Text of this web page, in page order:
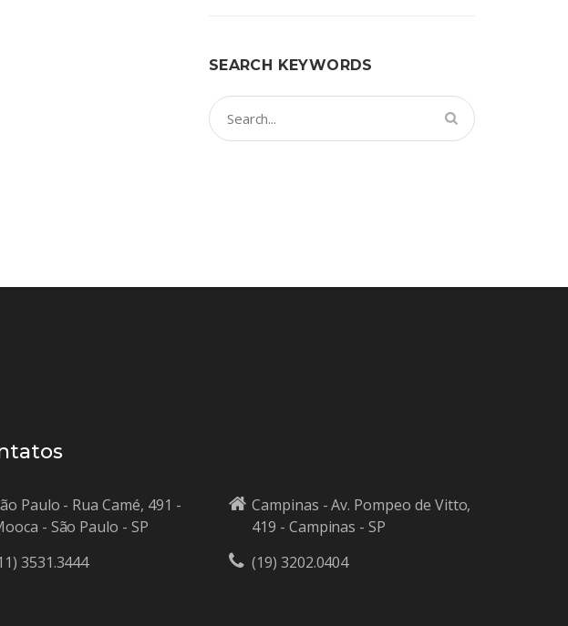
SEARCH KEYWORDS
Paulo - Rua Camé, 491 -
- São Paulo - SP
3531.3444
Campinas - Av. Pompeo de Vitto,
419 - Campinas - SP
(19) 3202.0404